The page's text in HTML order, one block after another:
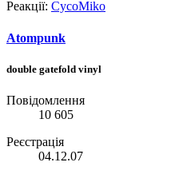
Реакції: CycoMiko
Atompunk
double gatefold vinyl
Повідомлення
10 605
Реєстрація
04.12.07